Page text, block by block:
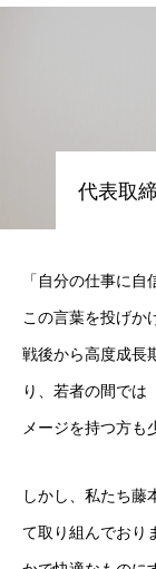
代表取
「自分の仕事に
この言葉を投げか
戦後から高度成長
り、若者の間では
メージを持つ方も
しかし、私たち藤
て取り組んでおり